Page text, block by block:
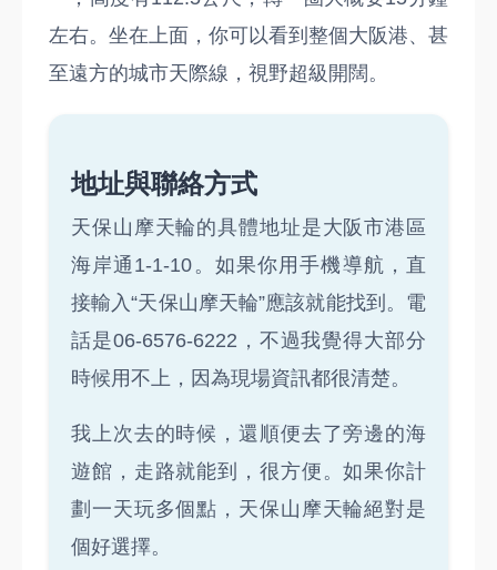
左右。坐在上面，你可以看到整個大阪港、甚
至遠方的城市天際線，視野超級開闊。
地址與聯絡方式
天保山摩天輪的具體地址是大阪市港區
海岸通1-1-10。如果你用手機導航，直
接輸入“天保山摩天輪”應該就能找到。電
話是06-6576-6222，不過我覺得大部分
時候用不上，因為現場資訊都很清楚。
我上次去的時候，還順便去了旁邊的海
遊館，走路就能到，很方便。如果你計
劃一天玩多個點，天保山摩天輪絕對是
個好選擇。